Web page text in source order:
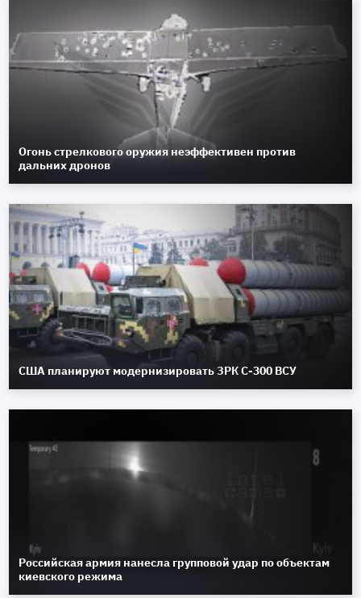
Огонь стрелкового оружия неэффективен против
дальних дронов
США планируют модернизировать ЗРК С-300 ВСУ
Российская армия нанесла групповой удар по объектам
киевского режима